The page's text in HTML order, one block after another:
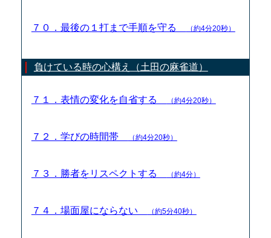
７０．最後の１打まで手順を守る （約4分20秒）
負けている時の心構え（土田の麻雀道）
７１．表情の変化を自省する （約4分20秒）
７２．学びの時間帯 （約4分20秒）
７３．勝者をリスペクトする （約4分）
７４．場面屋にならない （約5分40秒）